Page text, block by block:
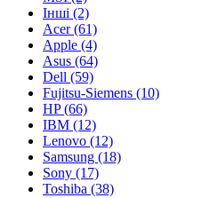
Інші (2)
Acer (61)
Apple (4)
Asus (64)
Dell (59)
Fujitsu-Siemens (10)
HP (66)
IBM (12)
Lenovo (12)
Samsung (18)
Sony (17)
Toshiba (38)